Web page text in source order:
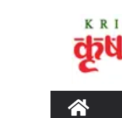
content